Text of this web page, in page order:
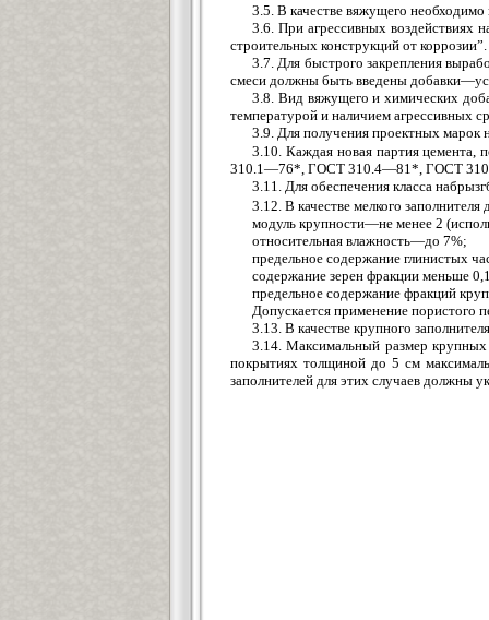
3.5. В качестве вяжущего
3.6. При агрессивных воздействиях
строительных конструкций от коррозии”.
3.7. Для быстрого закрепления
смеси должны быть введены
3.8. Вид вяжущего и химических
температурой и наличием агрессивных
3.9. Для получения проектных марок
3.10. Каждая новая партия цемента,
310.1—76*, ГОСТ 310.4—81*, ГОСТ
3.11. Для обеспечения класса
3.12. В качестве мелкого
модуль крупности—не менее 2
относительная влажность—до 7%;
предельное содержание глинистых
содержание зерен фракции меньше
предельное содержание фракций
Допускается применение
3.13. В качестве крупного
3.14. Максимальный размер крупных
покрытиях толщиной до 5 см
заполнителей для этих случаев должны